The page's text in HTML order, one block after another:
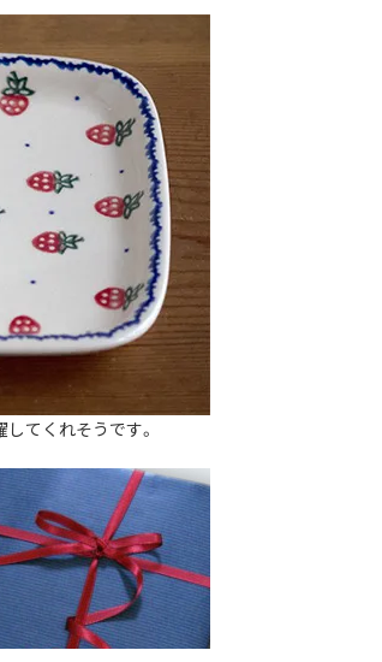
てくれそうです。